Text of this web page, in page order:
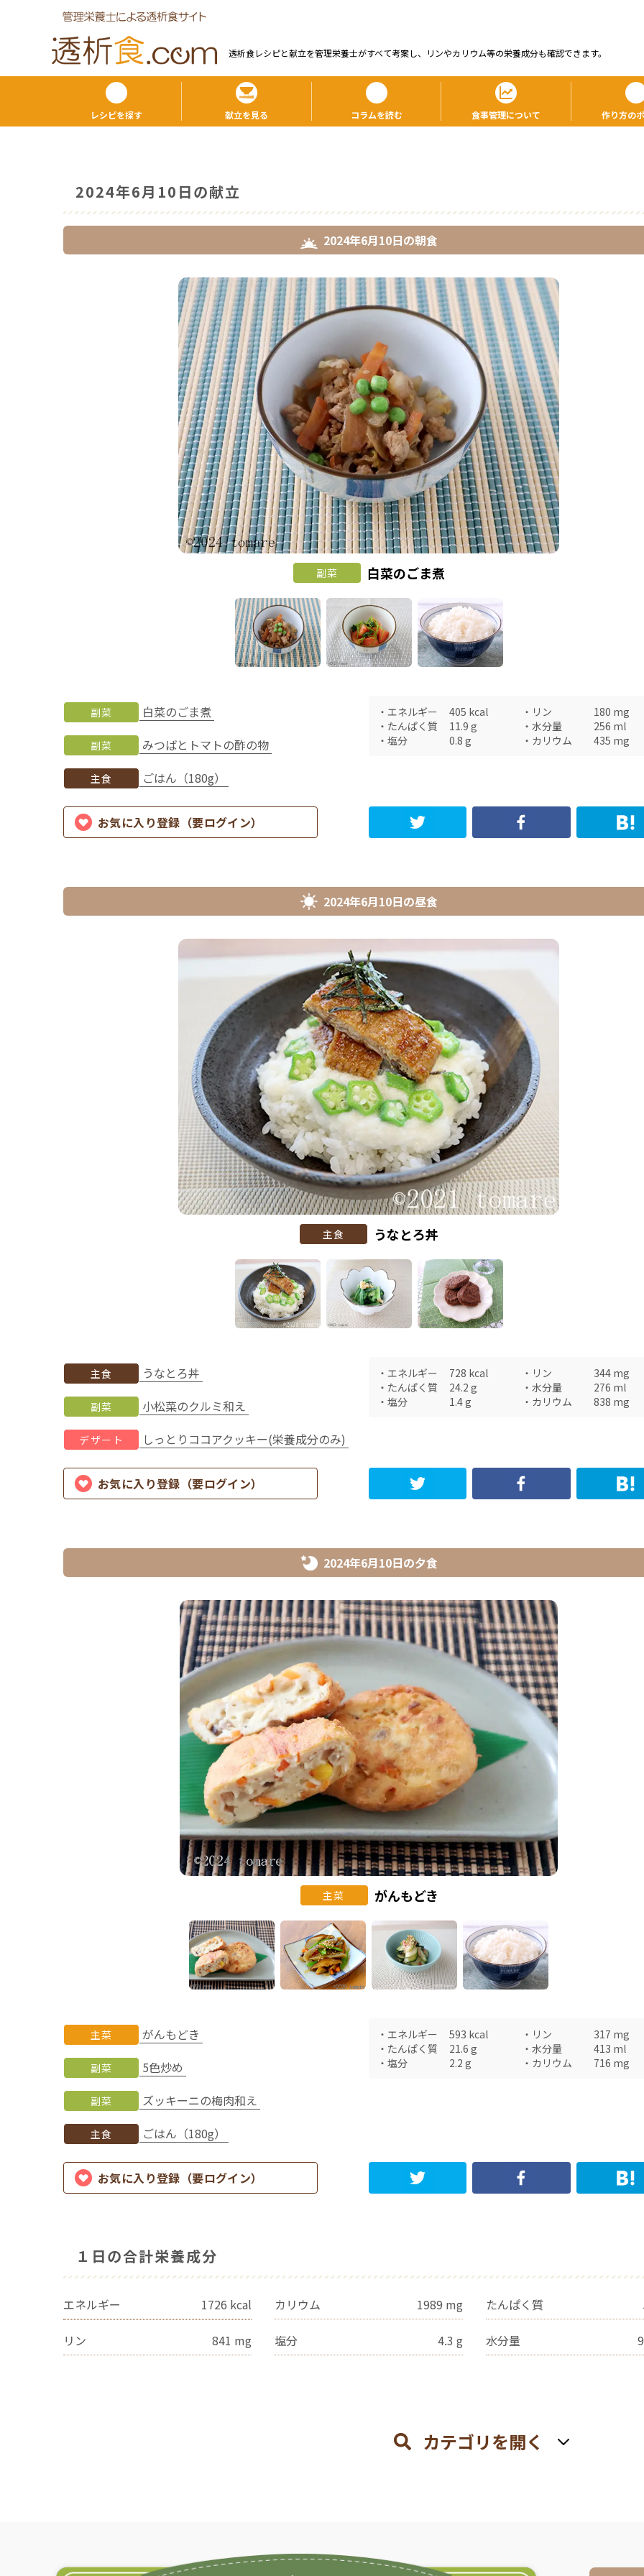
透析食レシピと献⽴を管理栄養⼠がすべて考案し、リンやカリウム等の栄養成分も確認できます。
レシピを探す 献立を見る コラムを読む 食事管理について 作り方の
2024年6月10日の献立
2024年6月10日の朝食
副菜 白菜のごま煮
副菜 白菜のごま煮
副菜 みつばとトマトの酢の物
主食 ごはん（180g）
・ エネルギー 405 kcal ・ リン 180 mg
・ たんぱく質 11.9 g ・ 水分量 256 ml
・ 塩分 0.8 g ・ カリウム 435 mg
お気に入り登録（要ログイン）
2024年6月10日の昼食
主食 うなとろ丼
主食 うなとろ丼
副菜 小松菜のクルミ和え
デザート しっとりココアクッキー(栄養成分のみ)
・ エネルギー 728 kcal ・ リン 344 mg
・ たんぱく質 24.2 g ・ 水分量 276 ml
・ 塩分 1.4g ・ カリウム 838 mg
お気に入り登録（要ログイン）
2024年6月10日の夕食
主菜 がんもどき
主菜 がんもどき
副菜 5色炒め
副菜 ズッキーニの梅肉和え
主食 ごはん（180g）
・ エネルギー 593 kcal ・ リン 317 mg
・ たんぱく質 21.6 g ・ 水分量 413 ml
・ 塩分 2.2 g ・ カリウム 716 mg
お気に入り登録（要ログイン）
１日の合計栄養成分
エネルギー 1726 kcal カリウム 1989 mg たんぱく質
リン 841 mg 塩分 4.3 g 水分量
カテゴリを開く